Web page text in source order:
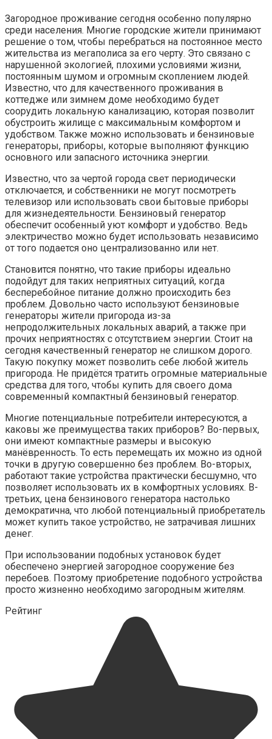
Загородное проживание сегодня особенно популярно
среди населения. Многие городские жители принимают
решение о том, чтобы перебраться на постоянное место
жительства из мегаполиса за его черту. Это связано с
нарушенной экологией, плохими условиями жизни,
постоянным шумом и огромным скоплением людей.
Известно, что для качественного проживания в
коттедже или зимнем доме необходимо будет
соорудить локальную канализацию, которая позволит
обустроить жилище с максимальным комфортом и
удобством. Также можно использовать и бензиновые
генераторы, приборы, которые выполняют функцию
основного или запасного источника энергии.
Известно, что за чертой города свет периодически
отключается, и собственники не могут посмотреть
телевизор или использовать свои бытовые приборы
для жизнедеятельности. Бензиновый генератор
обеспечит особенный уют комфорт и удобство. Ведь
электричество можно будет использовать независимо
от того подается оно централизованно или нет.
Становится понятно, что такие приборы идеально
подойдут для таких неприятных ситуаций, когда
бесперебойное питание должно происходить без
проблем. Довольно часто используют бензиновые
генераторы жители пригорода из-за
непродолжительных локальных аварий, а также при
прочих неприятностях с отсутствием энергии. Стоит на
сегодня качественный генератор не слишком дорого.
Такую покупку может позволить себе любой житель
пригорода. Не придётся тратить огромные материальные
средства для того, чтобы купить для своего дома
современный компактный бензиновый генератор.
Многие потенциальные потребители интересуются, а
каковы же преимущества таких приборов? Во-первых,
они имеют компактные размеры и высокую
манёвренность. То есть перемещать их можно из одной
точки в другую совершенно без проблем. Во-вторых,
работают такие устройства практически бесшумно, что
позволяет использовать их в комфортных условиях. В-
третьих, цена бензинового генератора настолько
демократична, что любой потенциальный приобретатель
может купить такое устройство, не затрачивая лишних
денег.
При использовании подобных установок будет
обеспечено энергией загородное сооружение без
перебоев. Поэтому приобретение подобного устройства
просто жизненно необходимо загородным жителям.
Рейтинг